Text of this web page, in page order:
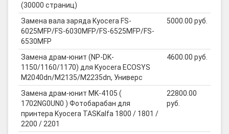
(30000 страниц)
Замена вала заряда Kyocera FS-
6025MFP/FS-6030MFP/FS-6525MFP/FS-
6530MFP
5000.00 руб.
Замена драм-юнит (NP-DK-
1150/1160/1170) для Kyocera ECOSYS
M2040dn/M2135/M2235dn, Универс
4600.00 руб.
Замена драм-юнит MK-4105 (
1702NG0UN0 ) Фотобарабан для
принтера Kyocera TASKalfa 1800 / 1801 /
2200 / 2201
22800.00
руб.